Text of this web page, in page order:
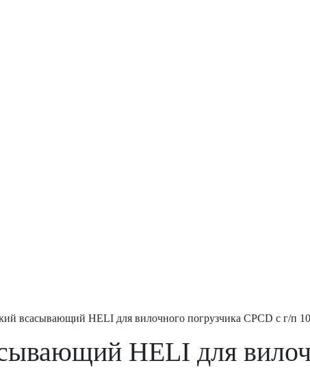
всасывающий HELI для вилочного погрузчика CPCD с г/п
HELI для